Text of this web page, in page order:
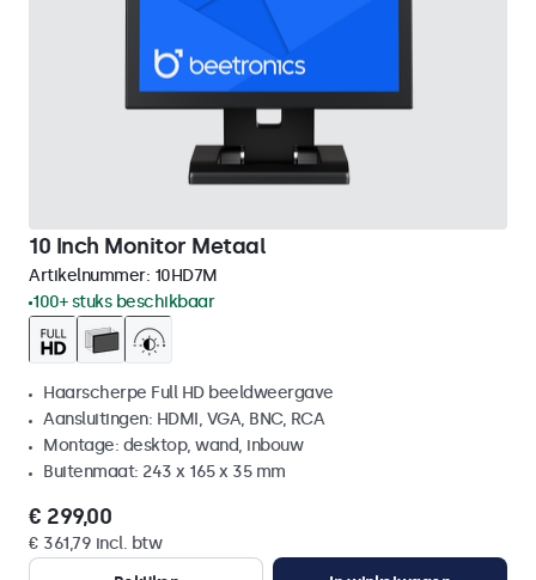
10 Inch Monitor Metaal
Artikelnummer: 10HD7M
100+ stuks beschikbaar
Haarscherpe Full HD beeldweergave
Aansluitingen: HDMI, VGA, BNC, RCA
Montage: desktop, wand, inbouw
Buitenmaat: 243 x 165 x 35 mm
€ 299,00
€ 361,79 incl. btw